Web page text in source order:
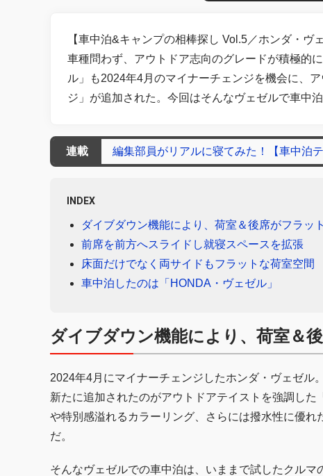
【車中泊&キャンプの相棒探し Vol.5／ホンダ・ヴ
車種問わず、アウトドア志向のグレードが積極的
ル」も2024年4月のマイナーチェンジを機会に、
ジ」が追加された。今回はそんなヴェゼルで車中
連載 編集部員がリアルに寝てみた！【車中泊テ
INDEX
ダイブダウン機能により、荷室＆後席がフラッ
前席を前方へスライドし就寝スペースを拡張
床面だけでなく両サイドもフラットな荷室空間
車中泊したのは「HONDA・ヴェゼル」
ダイブダウン機能により、荷室＆
2024年4月にマイナーチェンジしたホンダ・ヴェゼル
新たに追加されたのがアウトドアテイストを強調し
や特別感溢れるカラーリング、さらには撥水性に優
だ。
そんなヴェゼルでの車中泊は、いままで試したクル